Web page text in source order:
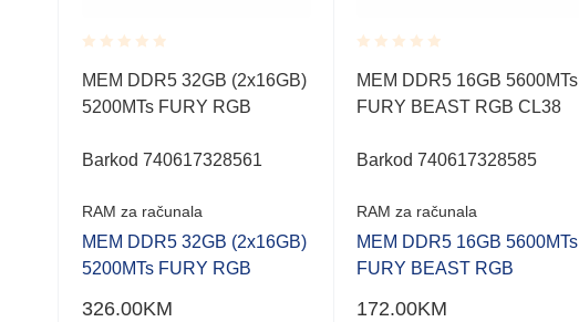
Rated
0.001
out
MEM DDR5 32GB (2x16GB)
5200MTs FURY RGB
Barkod 740617328561
RAM za računala
MEM DDR5 32GB (2x16GB)
5200MTs FURY RGB
326.00KM
Rated
0.001
out
MEM DDR5 16GB 5600MTs
FURY BEAST RGB CL38
Barkod 740617328585
RAM za računala
MEM DDR5 16GB 5600MTs
FURY BEAST RGB
172.00KM